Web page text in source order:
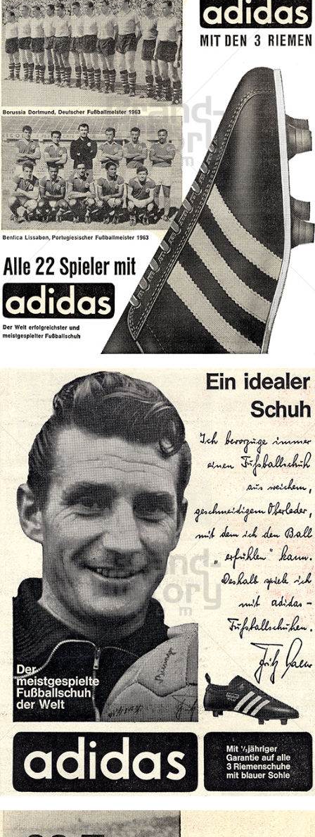
adidas adidas-Salomon AG 1963
Bild-ID: 70138
adidas adidas-Salomon AG 1963
Bild-ID: 71835